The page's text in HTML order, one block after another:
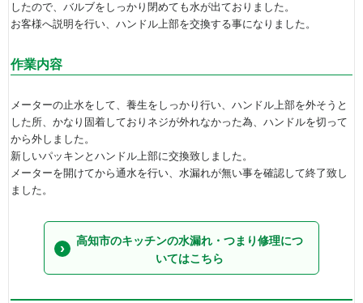
したので、バルブをしっかり閉めても水が出ておりました。
お客様へ説明を行い、ハンドル上部を交換する事になりました。
作業内容
メーターの止水をして、養生をしっかり行い、ハンドル上部を外そうと
した所、かなり固着しておりネジが外れなかった為、ハンドルを切って
から外しました。
新しいパッキンとハンドル上部に交換致しました。
メーターを開けてから通水を行い、水漏れが無い事を確認して終了致し
ました。
高知市のキッチンの水漏れ・つまり修理につ
いてはこちら